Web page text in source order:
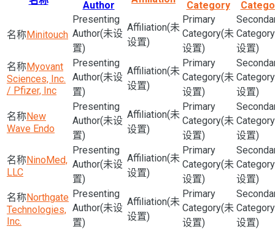
Author
Category
Minitouch
(未设
置)
(未
设置)
(未
设置)
设置)
Myovant
Sciences, Inc.
/ Pfizer, Inc
(未设
置)
(未
设置)
(未
设置)
设置)
New
Wave Endo
(未设
置)
(未
设置)
(未
设置)
设置)
NinoMed,
LLC
(未设
置)
(未
设置)
(未
设置)
设置)
Northgate
Technologies,
Inc.
(未设
置)
(未
设置)
(未
设置)
设置)